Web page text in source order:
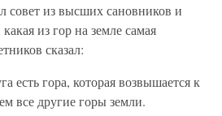
совет из высших сановников и
из гор на земле самая
сказал:
гора, которая возвышается к
все другие горы земли.